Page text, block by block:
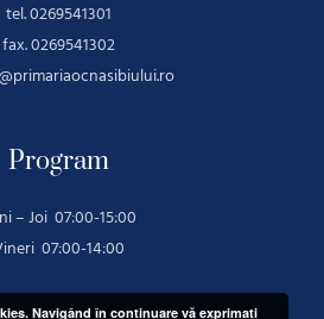
tel. 0269541301
fax. 0269541302
Program
– Joi 07:00-15:00
07:00-14:00
Navigând în continuare vă exprimaţi